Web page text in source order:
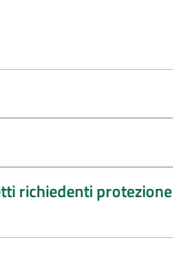
richiedenti protezione